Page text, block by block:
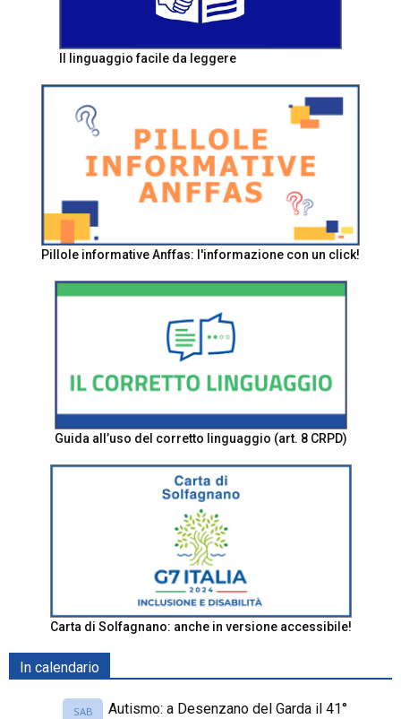
Il linguaggio facile da leggere
Pillole informative Anffas: l'informazione con un click!
Guida all’uso del corretto linguaggio (art. 8 CRPD)
Carta di Solfagnano: anche in versione accessibile!
In calendario
SAB
Autismo: a Desenzano del Garda il 41°